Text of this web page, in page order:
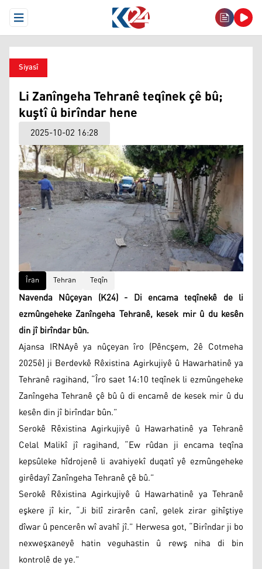
Open Menu
Siyasî
Li Zanîngeha Tehranê teqînek çê bû;
kuştî û birîndar hene
2025-10-02 16:28
Îran Tehran Teqîn
Navenda Nûçeyan (K24) - Di encama teqînekê de li
ezmûngeheke Zanîngeha Tehranê, kesek mir û du kesên
din jî birîndar bûn.
Ajansa IRNAyê ya nûçeyan îro (Pêncşem, 2ê Cotmeha
2025ê) ji Berdevkê Rêxistina Agirkujiyê û Hawarhatinê ya
Tehranê ragihand, “Îro saet 14:10 teqînek li ezmûngeheke
Zanîngeha Tehranê çê bû û di encamê de kesek mir û du
kesên din jî birîndar bûn.”
Serokê Rêxistina Agirkujiyê û Hawarhatinê ya Tehranê
Celal Malikî jî ragihand, “Ew rûdan ji encama teqîna
kepsûleke hîdrojenê li avahiyekî duqatî yê ezmûngeheke
girêdayî Zanîngeha Tehranê çê bû.”
Serokê Rêxistina Agirkujiyê û Hawarhatinê ya Tehranê
eşkere jî kir, “Ji bilî zirarên canî, gelek zirar gihîştiye
dîwar û pencerên wî avahî jî.” Herwesa got, “Birîndar ji bo
nexweşxaneyê hatin veguhastin û rewş niha di bin
kontrolê de ye.”